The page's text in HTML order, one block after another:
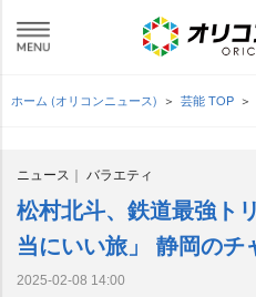
ホーム (オリコンニュース) 芸能 TOP
ニュース バラエティ
松村北斗、鉄道最強ト
当にいい旅」 静岡の
2025-02-08 14:00